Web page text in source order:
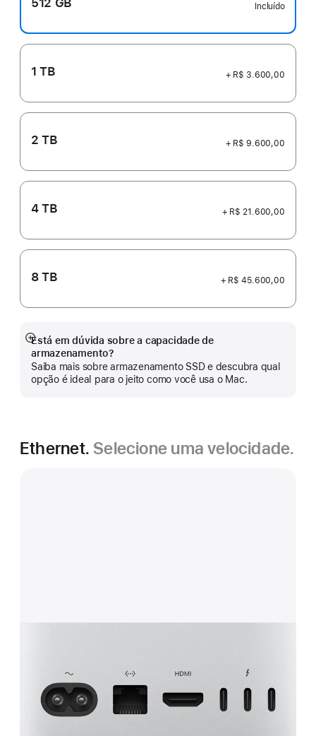
512 GB Incluído
1 TB + R$ 3.600,00
2 TB + R$ 9.600,00
4 TB + R$ 21.600,00
8 TB + R$ 45.600,00
Está em dúvida sobre a capacidade de
armazenamento?
Saiba mais sobre armazenamento SSD e descubra qual
opção é ideal para o jeito como você usa o Mac.
Mostrar
mais
Ethernet. Selecione uma velocidade.